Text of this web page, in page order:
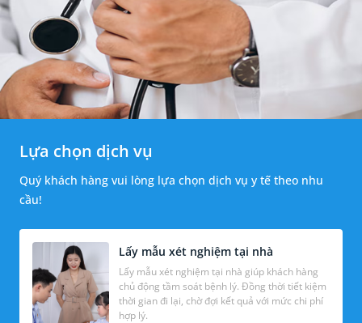
Lựa chọn dịch vụ
Quý khách hàng vui lòng lựa chọn dịch vụ y tế theo nhu
cầu!
Lấy mẫu xét nghiệm tại nhà
Lấy mẫu xét nghiệm tại nhà giúp khách hàng
chủ động tầm soát bệnh lý. Đồng thời tiết kiệm
thời gian đi lại, chờ đợi kết quả với mức chi phí
hợp lý.